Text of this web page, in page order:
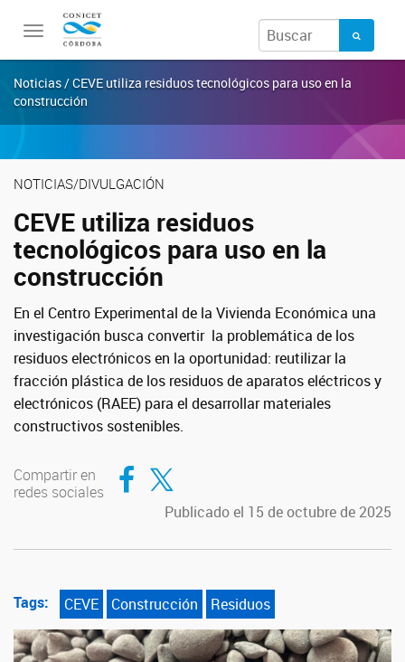
Toggle
navigation
Noticias / CEVE utiliza residuos tecnológicos para uso en la
construcción
NOTICIAS/DIVULGACIÓN
CEVE utiliza residuos
tecnológicos para uso en la
construcción
En el Centro Experimental de la Vivienda Económica una
investigación busca convertir la problemática de los
residuos electrónicos en la oportunidad: reutilizar la
fracción plástica de los residuos de aparatos eléctricos y
electrónicos (RAEE) para el desarrollar materiales
constructivos sostenibles.
Compartir en
redes sociales
Compartir en Facebook
Compartir en Twitter
Publicado el 15 de octubre de 2025
Tags: CEVE Construcción Residuos